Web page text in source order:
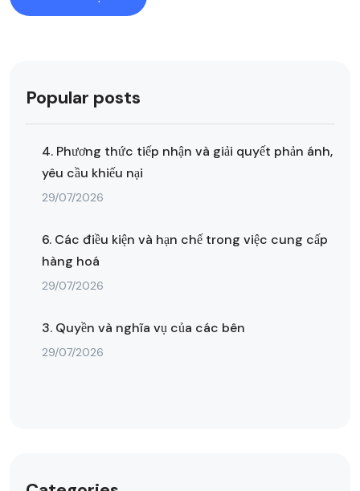
Popular posts
4. Phương thức tiếp nhận và giải quyết phản ánh,
yêu cầu khiếu nại
29/07/2026
6. Các điều kiện và hạn chế trong việc cung cấp
hàng hoá
29/07/2026
3. Quyền và nghĩa vụ của các bên
29/07/2026